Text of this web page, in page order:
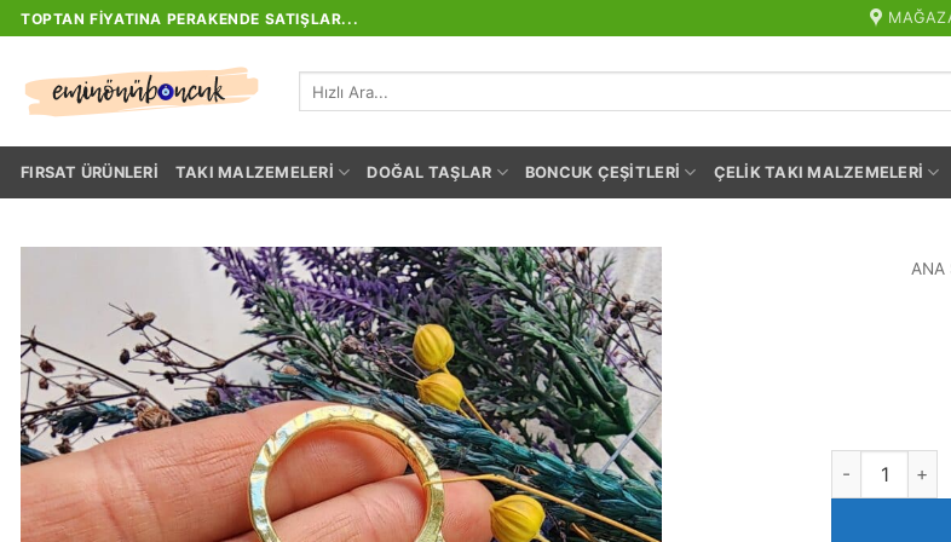
İçeriğe
atla
TOPTAN FIYATINA PERAKENDE SATIŞLAR...
FIRSAT ÜRÜNLERI TAKI MALZEMELERI DOĞAL TAŞLAR BONCUK ÇEŞITLERI ÇELIK TAKI MALZEMELERI
ANA
Etnik Motifli